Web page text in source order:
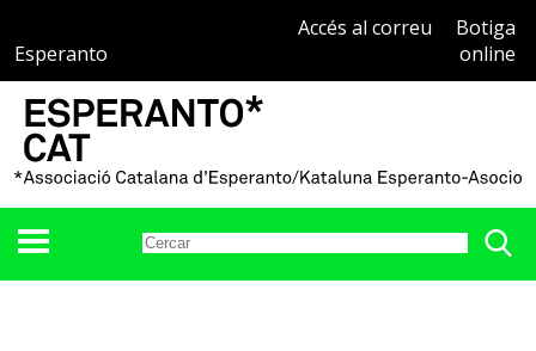
Esperanto
Accés al correu
Botiga
online